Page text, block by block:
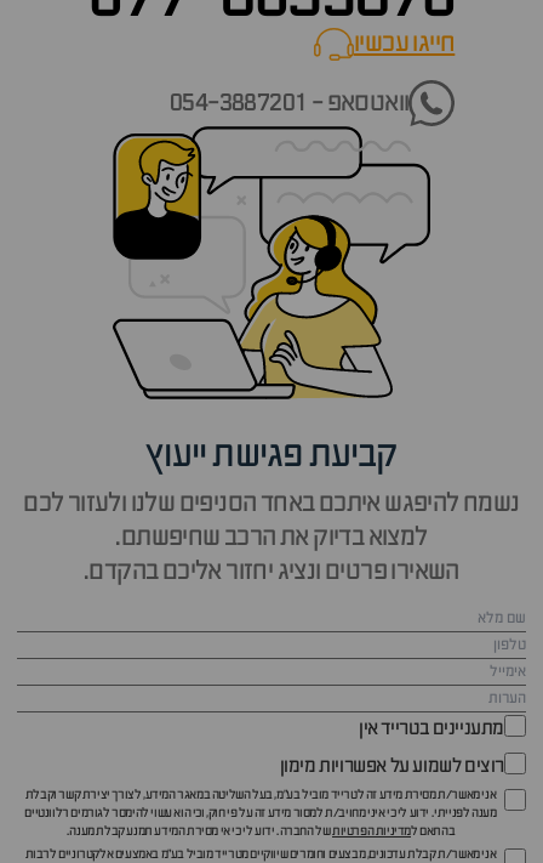
חייגו עכשיוcall now
וואטסאפ - 054-3887201
קביעת פגישת ייעוץ
נשמח להיפגש איתכם באחד הסניפים שלנו ולעזור לכם
למצוא בדיוק את הרכב שחיפשתם.
השאירו פרטים ונציג יחזור אליכם בהקדם.
מתעניינים בטרייד אין
רוצים לשמוע על אפשרויות מימון
אני מאשר/ת מסירת מידע זה לטרייד מוביל בע"מ, בעל השליטה במאגר המידע, לצורך יצירת קשר וקבלת
מענה לפנייתי. ידוע לי כי איני מחויב/ת למסור מידע זה על פי חוק, וכי הוא עשוי להימסר לגורמים רלוונטיים
בהתאם למדיניות הפרטיותשל החברה. ידוע לי כי אי מסירת המידע תמנע קבלת מענה.
אני מאשר/ת קבלת עדכונים, מבצעים וחומרים שיווקיים מטרייד מוביל בע"מ באמצעים אלקטרוניים לרבות